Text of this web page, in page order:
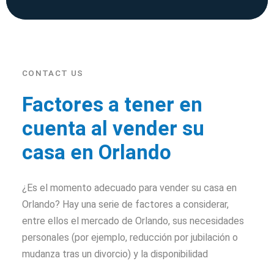
CONTACT US
Factores a tener en
cuenta al vender su
casa en Orlando
¿Es el momento adecuado para vender su casa en
Orlando? Hay una serie de factores a considerar,
entre ellos el mercado de Orlando, sus necesidades
personales (por ejemplo, reducción por jubilación o
mudanza tras un divorcio) y la disponibilidad